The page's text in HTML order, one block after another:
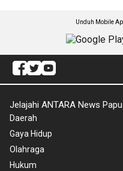
Unduh Mobile
Jelajahi ANTARA News
Daerah
Gaya Hidup
Olahraga
Hukum